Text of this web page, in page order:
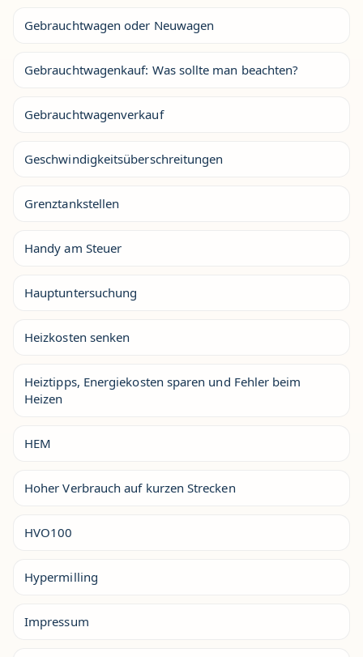
Gebrauchtwagen oder Neuwagen
Gebrauchtwagenkauf: Was sollte man beachten?
Gebrauchtwagenverkauf
Geschwindigkeitsüberschreitungen
Grenztankstellen
Handy am Steuer
Hauptuntersuchung
Heizkosten senken
Heiztipps, Energiekosten sparen und Fehler beim
Heizen
HEM
Hoher Verbrauch auf kurzen Strecken
HVO100
Hypermilling
Impressum